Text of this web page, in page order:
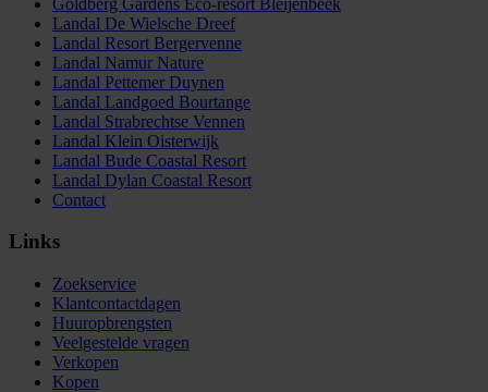
Landal De Wielsche Dreef
Landal Resort Bergervenne
Landal Namur Nature
Landal Pettemer Duynen
Landal Landgoed Bourtange
Landal Strabrechtse Vennen
Landal Klein Oisterwijk
Landal Bude Coastal Resort
Landal Dylan Coastal Resort
Contact
Links
Zoekservice
Klantcontactdagen
Huuropbrengsten
Veelgestelde vragen
Verkopen
Kopen